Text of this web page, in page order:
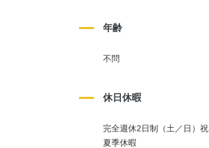
年齢
不問
休日休暇
完全週休2日制（土／日）祝
夏季休暇